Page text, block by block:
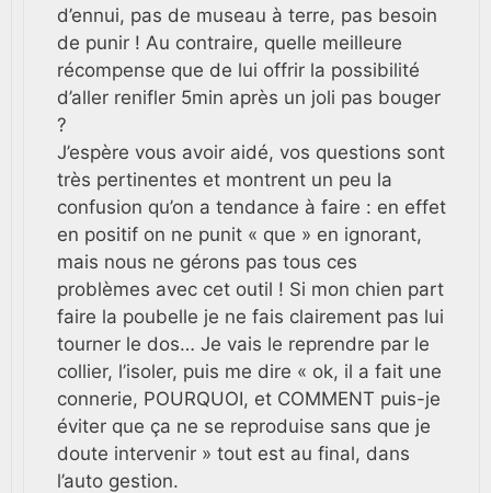
d’ennui, pas de museau à terre, pas besoin
de punir ! Au contraire, quelle meilleure
récompense que de lui offrir la possibilité
d’aller renifler 5min après un joli pas bouger
?
J’espère vous avoir aidé, vos questions sont
très pertinentes et montrent un peu la
confusion qu’on a tendance à faire : en effet
en positif on ne punit « que » en ignorant,
mais nous ne gérons pas tous ces
problèmes avec cet outil ! Si mon chien part
faire la poubelle je ne fais clairement pas lui
tourner le dos… Je vais le reprendre par le
collier, l’isoler, puis me dire « ok, il a fait une
connerie, POURQUOI, et COMMENT puis-je
éviter que ça ne se reproduise sans que je
doute intervenir » tout est au final, dans
l’auto gestion.